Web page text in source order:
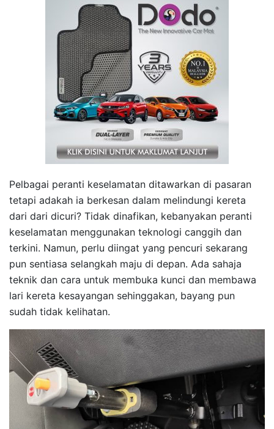
Pelbagai peranti keselamatan ditawarkan di pasaran
tetapi adakah ia berkesan dalam melindungi kereta
dari dari dicuri? Tidak dinafikan, kebanyakan peranti
keselamatan menggunakan teknologi canggih dan
terkini. Namun, perlu diingat yang pencuri sekarang
pun sentiasa selangkah maju di depan. Ada sahaja
teknik dan cara untuk membuka kunci dan membawa
lari kereta kesayangan sehinggakan, bayang pun
sudah tidak kelihatan.